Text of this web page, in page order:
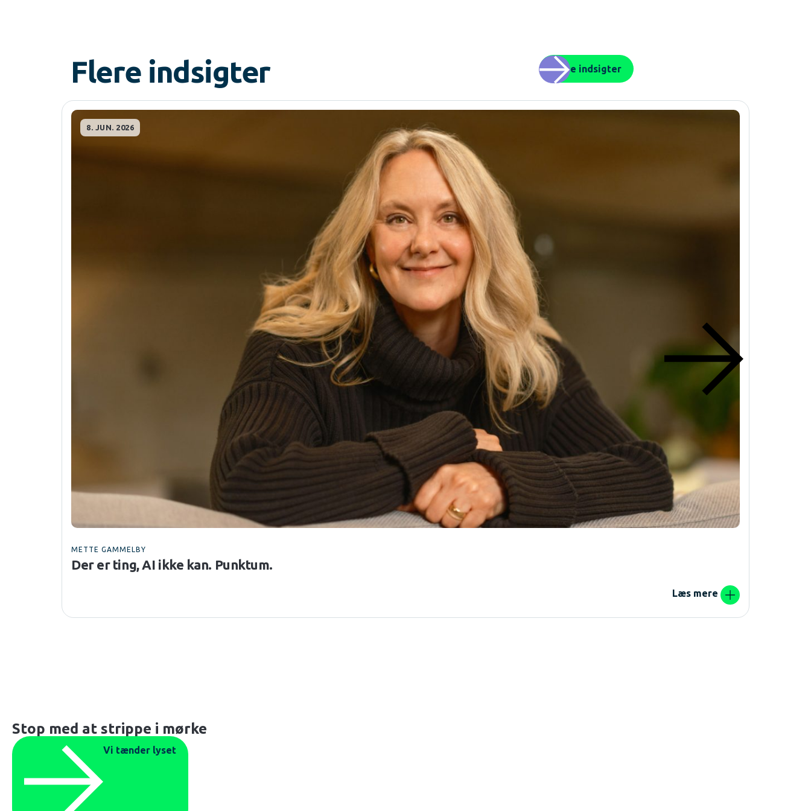
Flere indsigter Flere indsigter
8. JUN. 2026
METTE GAMMELBY
Der er ting, AI ikke kan. Punktum.
Læs mere
Stop med at strippe i mørke
Vi tænder lyset